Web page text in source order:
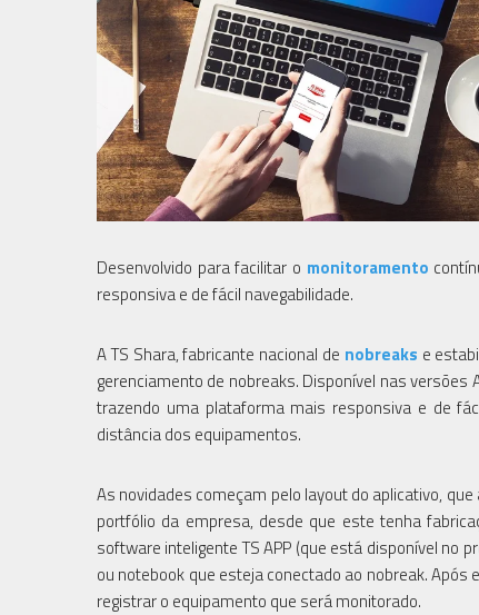
Desenvolvido para facilitar o monitoramento
responsiva e de fácil navegabilidade.
A TS Shara, fabricante nacional de nobreaks e
gerenciamento de nobreaks. Disponível nas versões
trazendo uma plataforma mais responsiva e de
distância dos equipamentos.
As novidades começam pelo layout do aplicativo,
portfólio da empresa, desde que este tenha
software inteligente TS APP (que está disponível
ou notebook que esteja conectado ao nobreak.
registrar o equipamento que será monitorado.